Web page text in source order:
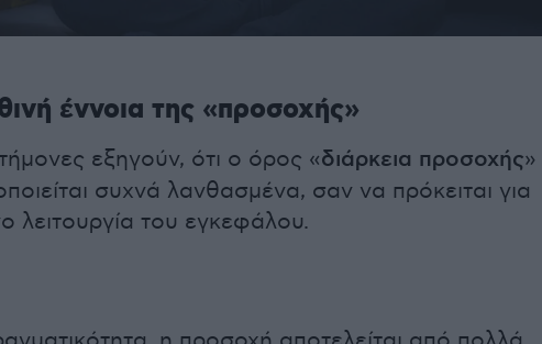
έννοια της «προσοχής»
εξηγούν, ότι ο όρος «διάρκεια προσοχής»
συχνά λανθασμένα, σαν να πρόκειται για
λειτουργία του εγκεφάλου.